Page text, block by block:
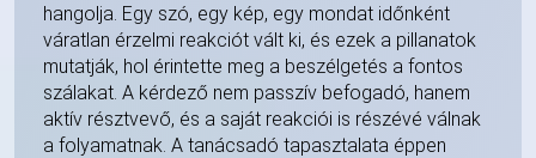
hangolja. Egy szó, egy kép, egy mondat időnként
váratlan érzelmi reakciót vált ki, és ezek a pillanatok
mutatják, hol érintette meg a beszélgetés a fontos
szálakat. A kérdező nem passzív befogadó, hanem
aktív résztvevő, és a saját reakciói is részévé válnak
a folyamatnak. A tanácsadó tapasztalata éppen